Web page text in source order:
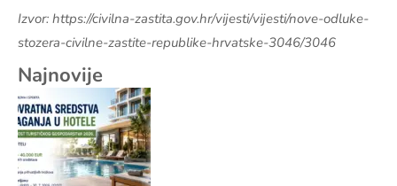
Izvor: https://civilna-zastita.gov.hr/vijesti/vijesti/nove-odluke-
stozera-civilne-zastite-republike-hrvatske-3046/3046
Najnovije